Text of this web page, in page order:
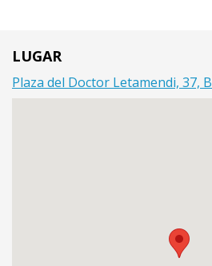
LUGAR
Plaza del Doctor Letamendi, 37,